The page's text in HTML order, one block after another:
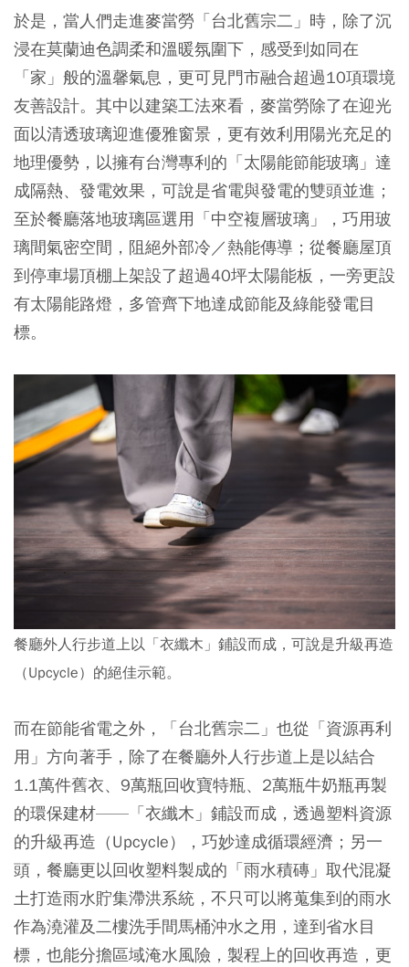
於是，當人們走進麥當勞「台北舊宗二」時，除了沉
浸在莫蘭迪色調柔和溫暖氛圍下，感受到如同在
「家」般的溫馨氣息，更可見門市融合超過10項環境
友善設計。其中以建築工法來看，麥當勞除了在迎光
面以清透玻璃迎進優雅窗景，更有效利用陽光充足的
地理優勢，以擁有台灣專利的「太陽能節能玻璃」達
成隔熱、發電效果，可說是省電與發電的雙頭並進；
至於餐廳落地玻璃區選用「中空複層玻璃」，巧用玻
璃間氣密空間，阻絕外部冷／熱能傳導；從餐廳屋頂
到停車場頂棚上架設了超過40坪太陽能板，一旁更設
有太陽能路燈，多管齊下地達成節能及綠能發電目
標。
餐廳外人行步道上以「衣纖木」鋪設而成，可說是升級再造
（Upcycle）的絕佳示範。
而在節能省電之外，「台北舊宗二」也從「資源再利
用」方向著手，除了在餐廳外人行步道上是以結合
1.1萬件舊衣、9萬瓶回收寶特瓶、2萬瓶牛奶瓶再製
的環保建材——「衣纖木」鋪設而成，透過塑料資源
的升級再造（Upcycle），巧妙達成循環經濟；另一
頭，餐廳更以回收塑料製成的「雨水積磚」取代混凝
土打造雨水貯集滯洪系統，不只可以將蒐集到的雨水
作為澆灌及二樓洗手間馬桶沖水之用，達到省水目
標，也能分擔區域淹水風險，製程上的回收再造，更